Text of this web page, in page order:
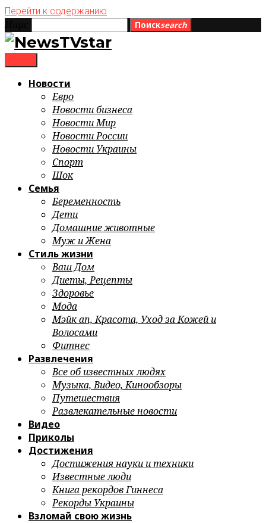
Перейти к содержанию
Поискsearch
Новости
Евро
Новости бизнеса
Новости Мир
Новости России
Новости Украины
Спорт
Шок
Семья
Беременность
Дети
Домашние животные
Муж и Жена
Стиль жизни
Ваш Дом
Диеты, Рецепты
Здоровье
Мода
Мэйк ап, Красота, Уход за Кожей и
Волосами
Фитнес
Развлечения
Все об известных людях
Музыка, Видео, Кинообзоры
Путешествия
Развлекательные новости
Видео
Приколы
Достижения
Достижения науки и техники
Известные люди
Книга рекордов Гиннеса
Рекорды Украины
Взломай свою жизнь